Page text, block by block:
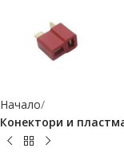
Начало
Конектори и